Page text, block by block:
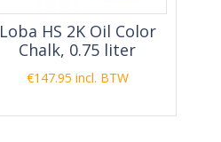
Loba HS 2K Oil Color
Chalk, 0.75 liter
€147.95 incl. BTW